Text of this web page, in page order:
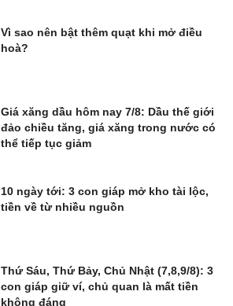
Vì sao nên bật thêm quạt khi mở điều
hoà?
Giá xăng dầu hôm nay 7/8: Dầu thế giới
đảo chiều tăng, giá xăng trong nước có
thể tiếp tục giảm
10 ngày tới: 3 con giáp mở kho tài lộc,
tiền về từ nhiều nguồn
Thứ Sáu, Thứ Bảy, Chủ Nhật (7,8,9/8): 3
con giáp giữ ví, chủ quan là mất tiền
không đáng